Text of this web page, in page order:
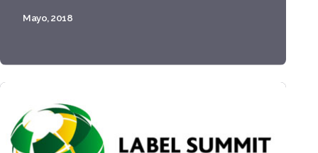
Mayo, 2018